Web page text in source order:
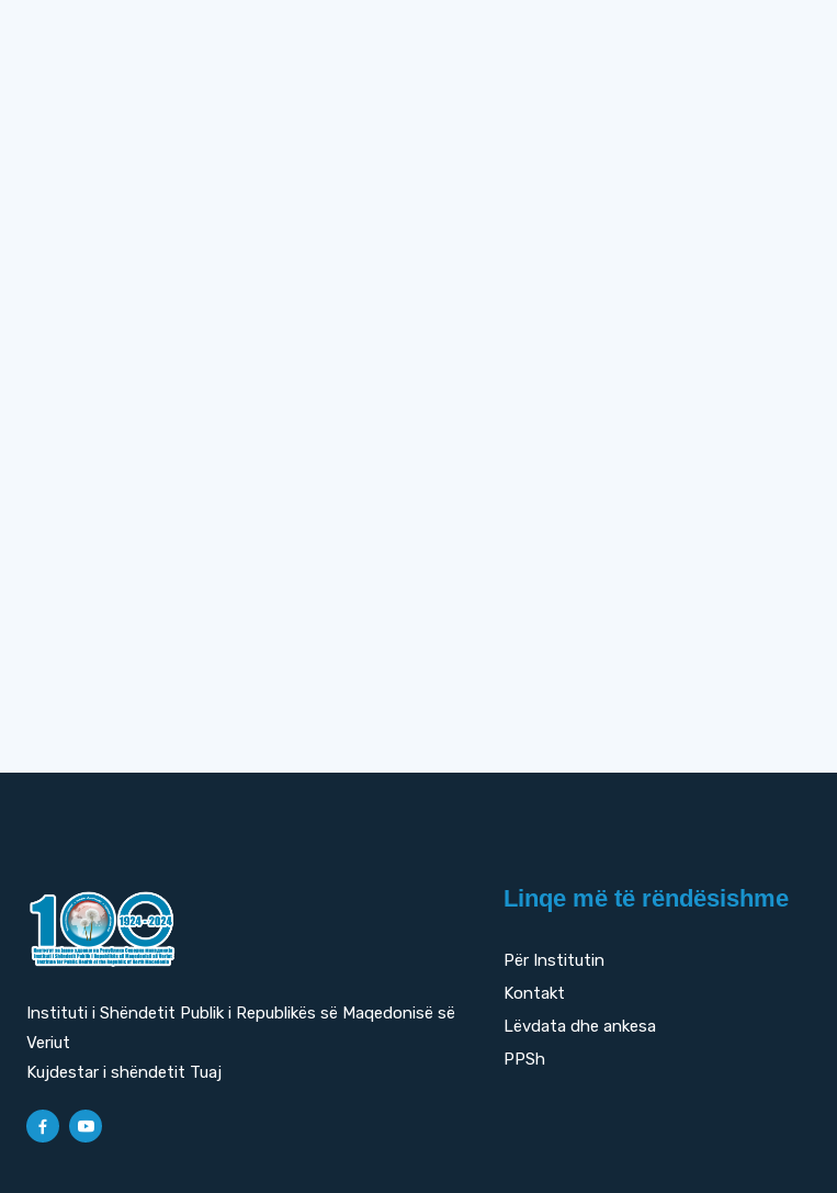
Instituti i Shëndetit Publik i Republikës së Maqedonisë së
Veriut
Kujdestar i shëndetit Tuaj
Linqe më të rëndësishme
Për Institutin
Kontakt
Lëvdata dhe ankesa
PPSh